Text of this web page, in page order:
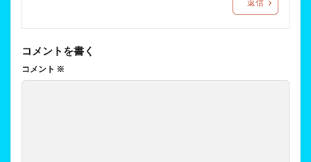
返信
コメントを書く
コメント ※